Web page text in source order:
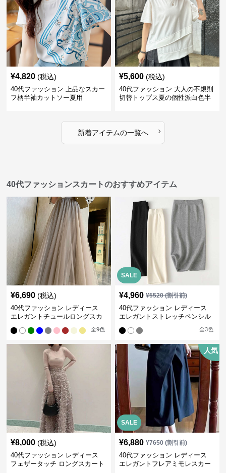
¥4,820 (税込)
40代ファッション 上品なスカー
フ柄半袖カットソー夏用
¥5,600 (税込)
40代ファッション 大人の不規則
切替トップス夏の個性派白色半
新着アイテムの一覧へ ›
40代ファッションスカートのおすすめアイテム
¥6,690 (税込)
40代ファッション レディース
エレガントチュールロングスカ
全9色
SALE
¥4,960 ¥5520(割引前)
40代ファッション レディース
エレガントストレッチペンシル
全3色
¥8,000 (税込)
40代ファッション レディース
フェザータッチ ロングスカート
SALE
人気
¥6,880 ¥7650(割引前)
40代ファッション レディース
エレガントフレアミモレスカー